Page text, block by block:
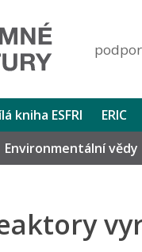
kniha ESFRI ERIC
Environmentální vědy